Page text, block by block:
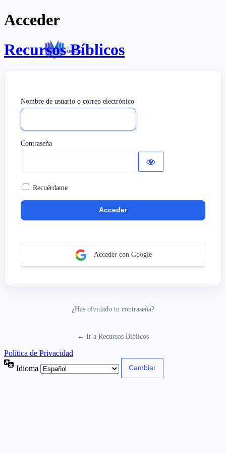
Acceder
Recursos Bíblicos
Nombre de usuario o correo electrónico
Contraseña
Recuérdame
Acceder con Google
¿Has olvidado tu contraseña?
← Ir a Recursos Bíblicos
Política de Privacidad
Idioma